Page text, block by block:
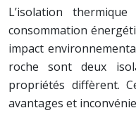
L’isolation
consommation
impact
roche sont deux
propriétés diffèrent.
avantages et